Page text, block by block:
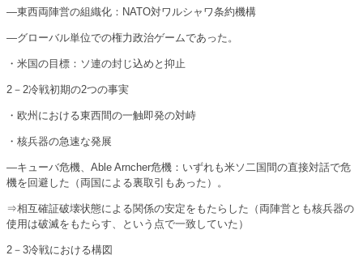
―東西両陣営の組織化：NATO対ワルシャワ条約機構
―グローバル単位での権力政治ゲームであった。
・米国の目標：ソ連の封じ込めと抑止
2－2冷戦初期の2つの事実
・欧州における東西間の一触即発の対峙
・核兵器の急速な発展
―キューバ危機、Able Arncher危機：いずれも米ソ二国間の直接対話で危
機を回避した（両国による裏取引もあった）。
⇒相互確証破壊状態による関係の安定をもたらした（両陣営とも核兵器の
使用は破滅をもたらす、という点で一致していた）
2－3冷戦における構図